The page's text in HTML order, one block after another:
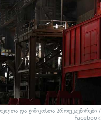
და ქიმიკოსთა პროფკავშირები /
Facebook